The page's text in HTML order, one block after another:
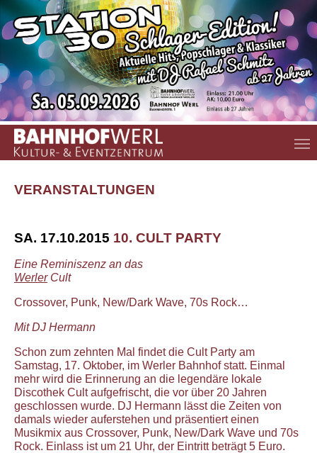
Zum Hauptinhalt springen
VERANSTALTUNGEN
SA. 17.10.2015 10. CULT PARTY
Eine Reminiszenz an das
WerlerCult
Crossover, Punk, New/Dark Wave, 70s Rock…
Mit DJ Hermann
Schon zum zehnten Mal findet die Cult Party am
Samstag, 17. Oktober, im Werler Bahnhof statt. Einmal
mehr wird die Erinnerung an die legendäre lokale
Discothek Cult aufgefrischt, die vor über 20 Jahren
geschlossen wurde. DJ Hermann lässt die Zeiten von
damals wieder auferstehen und präsentiert einen
Musikmix aus Crossover, Punk, New/Dark Wave und 70s
Rock. Einlass ist um 21 Uhr, der Eintritt beträgt 5 Euro.